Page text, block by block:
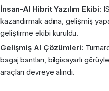
İnsan-AI Hibrit Yazılım Ekibi:
kazandırmak adına, gelişmiş
geliştirme ekibi kuruldu.
Gelişmiş AI Çözümleri:
bagaj bantları, bilgisayarlı
araçları devreye alındı.